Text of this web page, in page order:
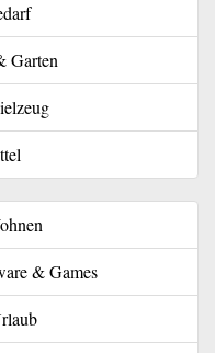
Garten
& Games